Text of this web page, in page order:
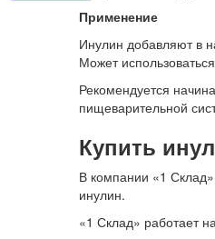
Применение
Инулин добавляют в
Может
Рекомендуется
пищеварительной
Купить
В компании «1
инулин.
«1 Склад» работает